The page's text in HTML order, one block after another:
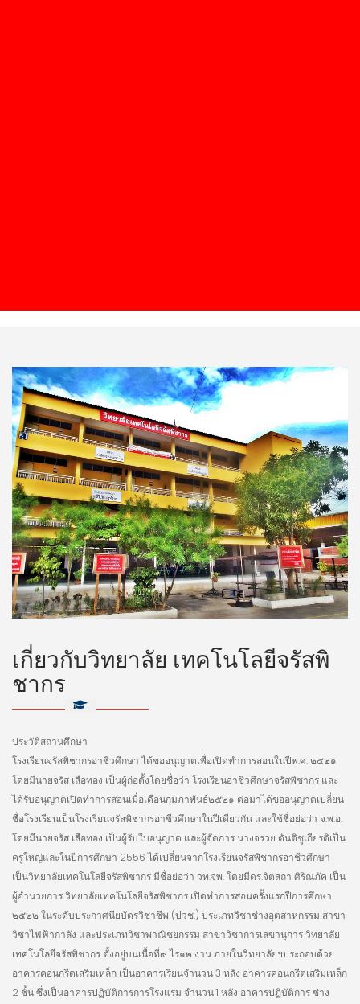
เกี่ยวกับวิทยาลัย เทคโนโลยีจรัสพิ
ชากร
ประวัติสถานศึกษา
โรงเรียนจรัสพิชากรอาชีวศึกษา ได้ขออนุญาตเพื่อเปิดทำการสอนในปีพ.ศ. ๒๕๒๑
โดยมีนายจรัส เสือทอง เป็นผู้ก่อตั้งโดยชื่อว่า โรงเรียนอาชีวศึกษาจรัสพิชากร และ
ได้รับอนุญาตเปิดทำการสอนเมื่อเดือนกุมภาพันธ์๒๕๒๑ ต่อมาได้ขออนุญาตเปลี่ยน
ชื่อโรงเรียนเป็นโรงเรียนจรัสพิชากรอาชีวศึกษาในปีเดียวกัน และใช้ชื่อย่อว่า จ.พ.อ.
โดยมีนายจรัส เสือทอง เป็นผู้รับใบอนุญาต และผู้จัดการ นางจรวย ตันติชูเกียรติเป็น
ครูใหญ่และในปีการศึกษา 2556 ได้เปลี่ยนจากโรงเรียนจรัสพิชากรอาชีวศึกษา
เป็นวิทยาลัยเทคโนโลยีจรัสพิชากร มีชื่อย่อว่า วท.จพ. โดยมีดร.จิตสถา ศิริณภัค เป็น
ผู้อำนวยการ วิทยาลัยเทคโนโลยีจรัสพิชากร เปิดทำการสอนครั้งแรกปีการศึกษา
๒๕๒๒ ในระดับประกาศนียบัตรวิชาชีพ (ปวช.) ประเภทวิชาช่างอุตสาหกรรม สาขา
วิชาไฟฟ้ากาลัง และประเภทวิชาพาณิชยกรรม สาขาวิชาการเลขานุการ วิทยาลัย
เทคโนโลยีจรัสพิชากร ตั้งอยู่บนเนื้อที่๙ ไร่๑๒ งาน ภายในวิทยาลัยฯประกอบด้วย
อาคารคอนกรีตเสริมเหล็ก เป็นอาคารเรียนจำนวน 3 หลัง อาคารคอนกรีตเสริมเหล็ก
2 ชั้น ซึ่งเป็นอาคารปฏิบัติการการโรงแรม จำนวน 1 หลัง อาคารปฏิบัติการ ช่าง